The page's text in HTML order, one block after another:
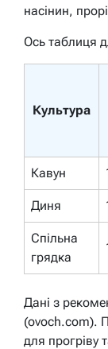
насінин,
Ось таблиця
Культура
Кавун
Диня
Спільна
грядка
Дані з
(ovoch.com).
для прогріву